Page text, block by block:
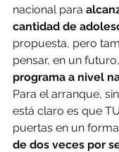
nacional para
cantidad de
propuesta, pero
pensar, en un
programa a nivel
Para el arranque,
está claro es que
puertas en un
de dos veces por